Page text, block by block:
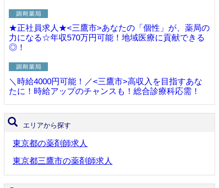
★正社員求人★<三鷹市>あなたの「個性」が、薬局の
力になる☆年収570万円可能！地域医療に貢献できる
◎！
＼時給4000円可能！／<三鷹市>高収入を目指すあな
たに！時給アップのチャンスも！総合診療科応需！
エリアから探す
東京都の薬剤師求人
東京都三鷹市の薬剤師求人